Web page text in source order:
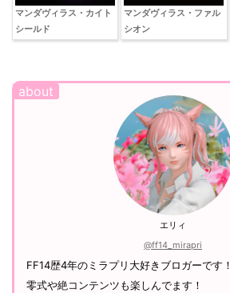
マンダヴィラス・カイト
シールド
マンダヴィラス・ファル
シオン
エリィ
@ff14_mirapri
FF14歴4年のミラプリ大好きブロガーです！
零式や絶コンテンツも楽しんでます！